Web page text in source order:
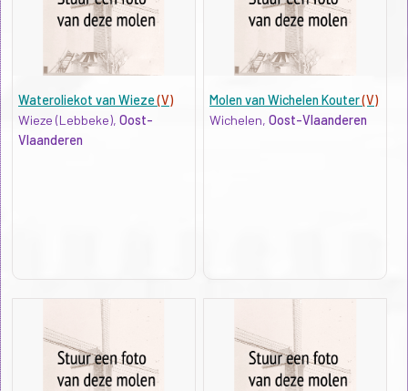
Wateroliekot van Wieze(V)
Wieze (Lebbeke), Oost-
Vlaanderen
Molen van Wichelen Kouter(V)
Wichelen,Oost-Vlaanderen